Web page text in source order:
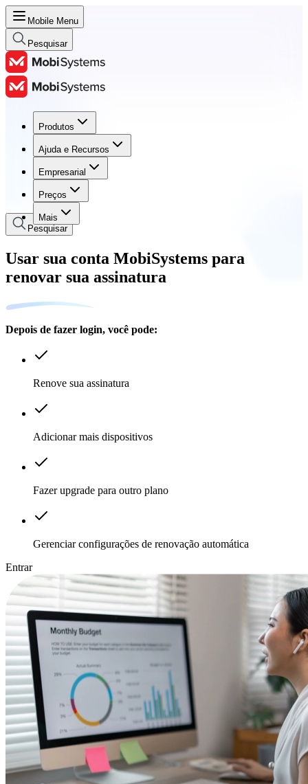
Mobile Menu
Pesquisar
Produtos
Ajuda e Recursos
Empresarial
Preços
Mais
Produtos
Ajuda e Recursos
Empresarial
Preços
Pesquisar
Usar sua conta MobiSystems para
renovar sua assinatura
Depois de fazer login, você pode:
Renove sua assinatura
Adicionar mais dispositivos
Fazer upgrade para outro plano
Gerenciar configurações de renovação automática
Entrar